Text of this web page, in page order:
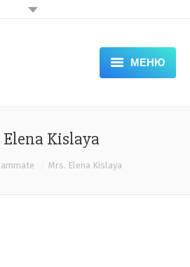
МЕНЮ
ABOUT COMPANY — LIBRA
Kislaya
Mrs. Elena Kislaya